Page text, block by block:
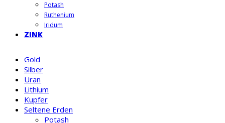
Potash
Ruthenium
Iridum
ZINK
Gold
Silber
Uran
Lithium
Kupfer
Seltene Erden
Potash